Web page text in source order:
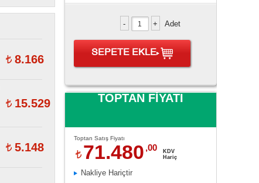
8.166
15.529
5.148
Adet
SEPETE EKLE
TOPTAN FİYATI
Toptan Satış Fiyatı
71.480 ,00
KDV
Hariç
Nakliye Hariçtir